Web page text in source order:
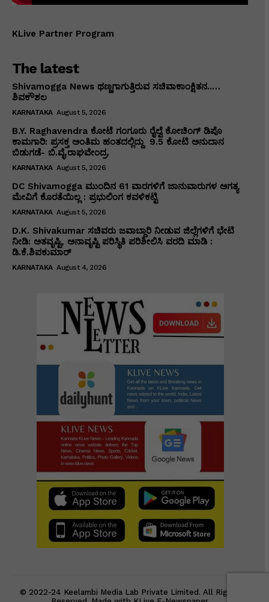
KLive Partner Program
The latest
Shivamogga News ಥಣ್ಣಗಾಗುತ್ತಿರುವ ಸಚಿವಾಕಾಂಕ್ಷಿತನ..…
ಶಿವಕೌಶಲ
KARNATAKA August 5, 2026
B.Y. Raghavendra ಕೋಟೆ ಗಂಗೂರು ರೈಲ್ವೆ ಕೋಚಿಂಗ್ ಡಿಪೊ
ಕಾಮಗಾರಿ: ಪ್ರಸಕ್ತ ಅಂತಿಮ ಹಂತದಲ್ಲಿದ್ದು ₹ 9.5 ಕೋಟಿ ಅನುದಾನ
ಬಿಡುಗಡೆ- ಬಿ.ವೈ.ರಾಘವೇಂದ್ರ.
KARNATAKA August 5, 2026
DC Shivamogga ಮುಂದಿನ 61 ವಾರಗಳಿಗೆ ಜಾನುವಾರುಗಳ ಅಗತ್ಯ
ಮೇವಿಗೆ ಕೊರತೆಯಿಲ್ಲ : ಪ್ರಭುಲಿಂಗ ಕವಳಿಕಟ್ಟಿ
KARNATAKA August 5, 2026
D.K. Shivakumar ಸಚಿವರು ಜವಾಬ್ದಾರಿ ನೀಡುವ ಜಿಲ್ಲೆಗಳಿಗೆ ಭೇಟಿ
ನೀಡಿ: ಅತವೃಷ್ಟಿ, ಅನಾವೃಷ್ಟಿ ಪರಿಸ್ಥಿತಿ ಪರಿಶೀಲಿಸಿ ವರದಿ ಮಾಡಿ :
ಡಿ.ಕೆ.ಶಿವಕುಮಾರ್
KARNATAKA August 4, 2026
© 2022-24 Keelambi Media Lab Private Limited. All Rights